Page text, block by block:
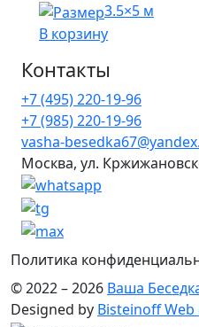
3.5×5 м
В корзину
Контакты
+7 (495) 220-19-96
+7 (985) 220-19-96
vasha-
Москва, ул.
Политика
© 2022 – 2026 Ваша
Designed by Bisteinoff Web